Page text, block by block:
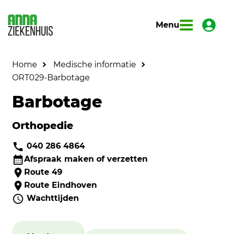
Menu
Home
Medische informatie
ORT029-Barbotage
Barbotage
Orthopedie
040 286 4864
Afspraak maken of verzetten
Route 49
Route Eindhoven
Wachttijden